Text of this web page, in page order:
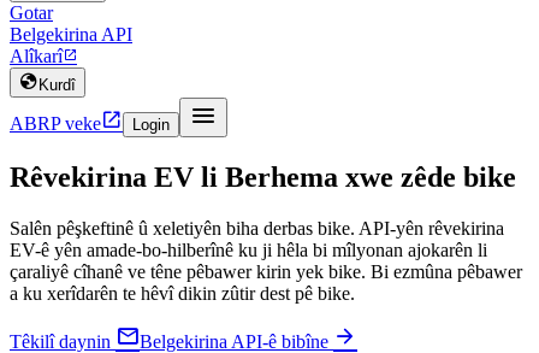
Gotar
Belgekirina API
Alîkarî
 Kurdî
ABRP veke Login 
Rêvekirina EV li Berhema xwe zêde bike
Salên pêşkeftinê û xeletiyên biha derbas bike. API-yên rêvekirina
EV-ê yên amade-bo-hilberînê ku ji hêla bi mîlyonan ajokarên li
çaraliyê cîhanê ve têne pêbawer kirin yek bike. Bi ezmûna pêbawer
a ku xerîdarên te hêvî dikin zûtir dest pê bike.
Têkilî daynin Belgekirina API-ê bibîne 